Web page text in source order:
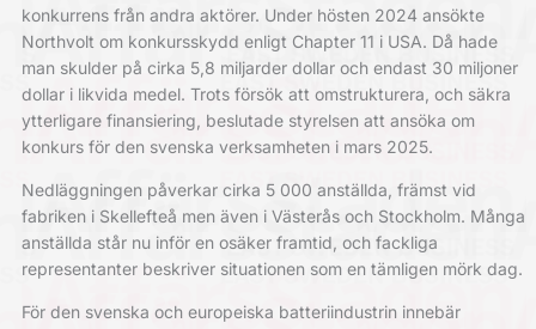
konkurrens från andra aktörer. Under hösten 2024 ansökte
Northvolt om konkursskydd enligt Chapter 11 i USA. Då hade
man skulder på cirka 5,8 miljarder dollar och endast 30 miljoner
dollar i likvida medel. Trots försök att omstrukturera, och säkra
ytterligare finansiering, beslutade styrelsen att ansöka om
konkurs för den svenska verksamheten i mars 2025.
Nedläggningen påverkar cirka 5 000 anställda, främst vid
fabriken i Skellefteå men även i Västerås och Stockholm. Många
anställda står nu inför en osäker framtid, och fackliga
representanter beskriver situationen som en tämligen mörk dag.
För den svenska och europeiska batteriindustrin innebär